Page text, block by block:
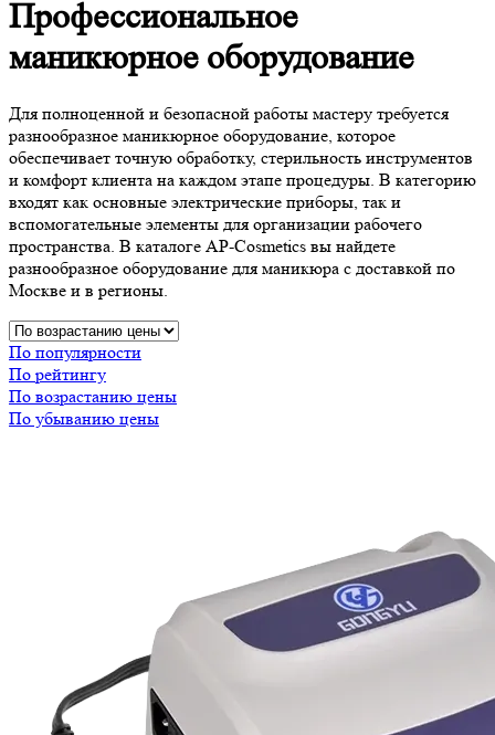
Профессиональное
маникюрное оборудование
Для полноценной и безопасной работы мастеру требуется
разнообразное маникюрное оборудование, которое
обеспечивает точную обработку, стерильность инструментов
и комфорт клиента на каждом этапе процедуры. В категорию
входят как основные электрические приборы, так и
вспомогательные элементы для организации рабочего
пространства. В каталоге AP‑Cosmetics вы найдете
разнообразное оборудование для маникюра с доставкой по
Москве и в регионы.
По популярности
По рейтингу
По возрастанию цены
По убыванию цены